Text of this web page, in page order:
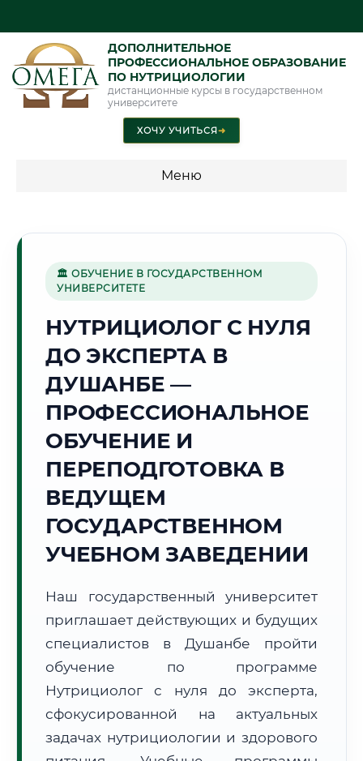
ДОПОЛНИТЕЛЬНОЕ
ПРОФЕССИОНАЛЬНОЕ ОБРАЗОВАНИЕ
ПО НУТРИЦИОЛОГИИ
дистанционные курсы в государственном
университете
ХОЧУ УЧИТЬСЯ➜
Меню
🏔️
Г. ДУШАНБЕ
21:06:17
2026 г.
Погода в г. Душанбе: ☀️ +28°C ,Ясно
🌅 Восход: 05:31
📍 Региональная справка г. Душанбе
Почтовые индексы:
734000–734065
Часовой пояс:
UTC+5
Формат учебы:
Дистанционно
🗺️ Зона обслуживания: г. Душанбе
🏛 ОБУЧЕНИЕ В ГОСУДАРСТВЕННОМ
УНИВЕРСИТЕТЕ
НУТРИЦИОЛОГ С НУЛЯ
ДО ЭКСПЕРТА В
ДУШАНБЕ —
ПРОФЕССИОНАЛЬНОЕ
ОБУЧЕНИЕ И
ПЕРЕПОДГОТОВКА В
ВЕДУЩЕМ
ГОСУДАРСТВЕННОМ
УЧЕБНОМ ЗАВЕДЕНИИ
Наш государственный университет
приглашает действующих и будущих
специалистов в Душанбе пройти
обучение по программе
Нутрициолог с нуля до эксперта,
сфокусированной на актуальных
задачах нутрициологии и здорового